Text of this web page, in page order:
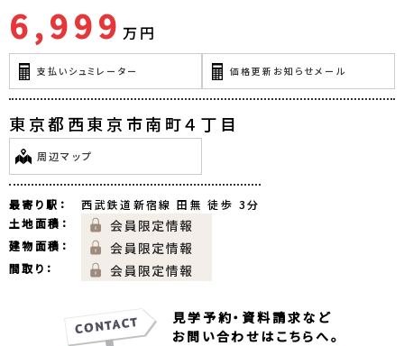
6,999 万円
支払いシュミレーター 価格更新お知らせメール
東京都西東京市南町４丁目
周辺マップ
最寄り駅：
西武鉄道新宿線 田無 徒歩 3分
土地面積：
建物面積：
間取り：
見学予約・資料請求など
お問い合わせはこちらへ。